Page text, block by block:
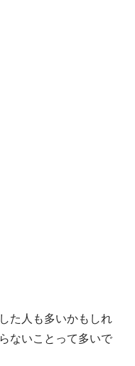
た人も多いかもしれ
ないことって多いで